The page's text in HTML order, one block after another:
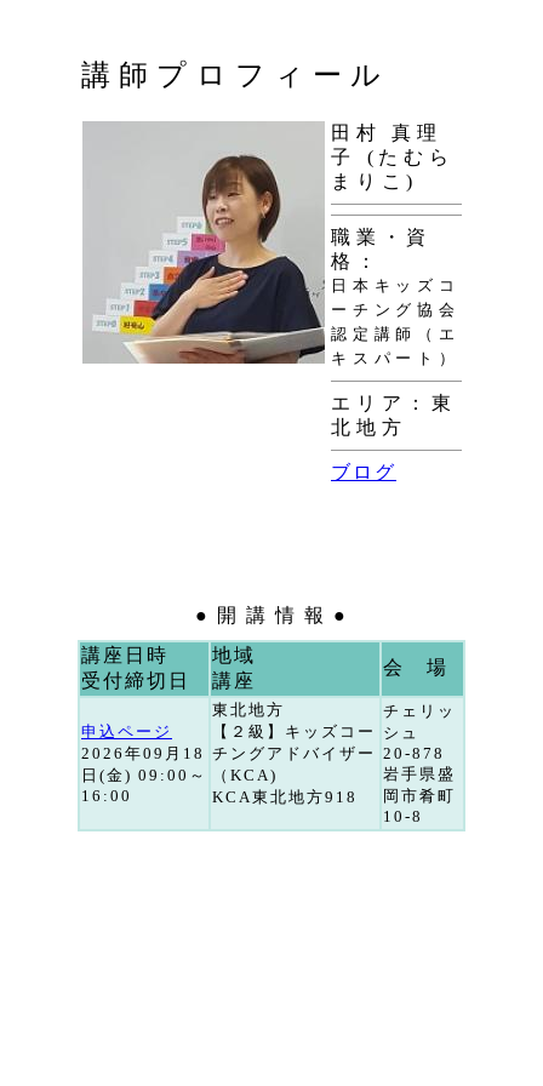
講師プロフィール
田村 真理
子 (たむら
まりこ)
職業・資
格：
日本キッズコ
ーチング協会
認定講師（エ
キスパート）
エリア：東
北地方
ブログ
● 開 講 情 報 ●
講座日時
受付締切日
地域
講座
会 場
申込ページ
2026年09月18
日(金) 09:00～
16:00
東北地方
【２級】キッズコー
チングアドバイザー
（KCA)
KCA東北地方918
チェリッ
シュ
20-878
岩手県盛
岡市肴町
10-8